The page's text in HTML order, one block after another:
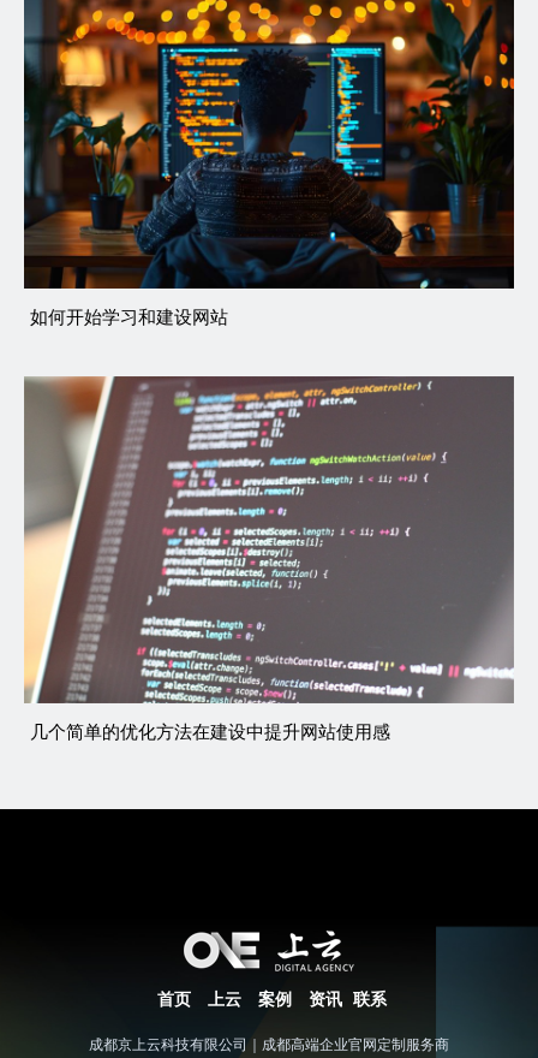
如何开始学习和建设网站
几个简单的优化方法在建设中提升网站使用感
首页 上云 案例 资讯 联系
成都京上云科技有限公司｜成都高端企业官网定制服务商